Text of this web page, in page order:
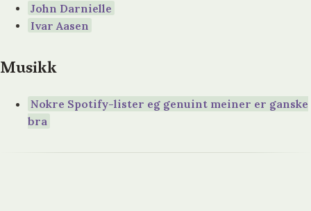
John Darnielle
Ivar Aasen
Musikk
Nokre Spotify-lister eg genuint meiner er ganske
bra